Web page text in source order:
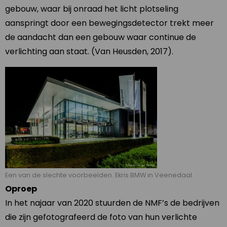
gebouw, waar bij onraad het licht plotseling
aanspringt door een bewegingsdetector trekt meer
de aandacht dan een gebouw waar continue de
verlichting aan staat. (Van Heusden, 2017).
Een van de slechte voorbeelden. Ekris BMW in Veenedaal
Oproep
In het najaar van 2020 stuurden de NMF’s de bedrijven
die zijn gefotografeerd de foto van hun verlichte